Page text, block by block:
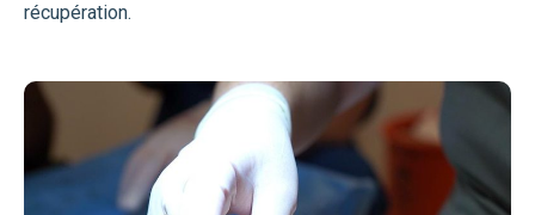
récupération.